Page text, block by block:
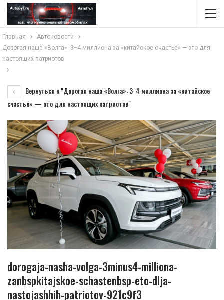
Главная
Автоновости
Дорогая наша «Волга»: 3−4 миллиона за «китайское счастье» — это для
настоящих патриотов
Вернуться к "Дорогая наша «Волга»: 3−4 миллиона за «китайское
счастье» — это для настоящих патриотов"
dorogaja-nasha-volga-3minus4-milliona-
zanbspkitajskoe-schastenbsp-eto-dlja-
nastojashhih-patriotov-921c9f3